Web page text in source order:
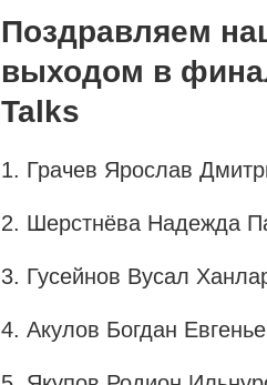
Поздравляем
выходом в
Talks
1. Грачев Ярослав
2. Шерстнёва Надежда
3. Гусейнов Вусал
4. Акулов Богдан